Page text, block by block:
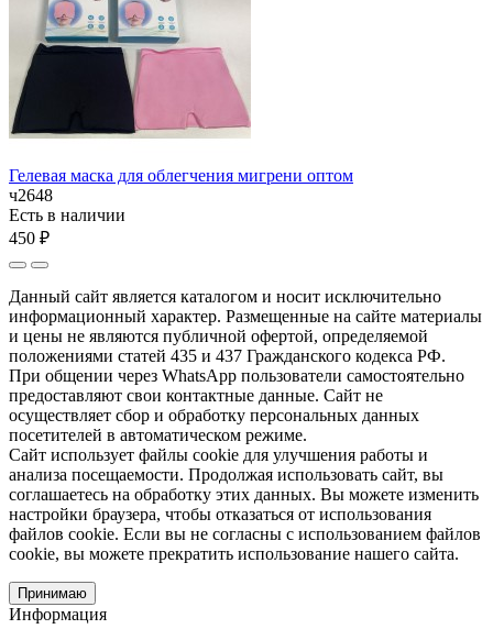
Гелевая маска для облегчения мигрени оптом
ч2648
Есть в наличии
450 ₽
Данный сайт является каталогом и носит исключительно
информационный характер. Размещенные на сайте материалы
и цены не являются публичной офертой, определяемой
положениями статей 435 и 437 Гражданского кодекса РФ.
При общении через WhatsApp пользователи самостоятельно
предоставляют свои контактные данные. Сайт не
осуществляет сбор и обработку персональных данных
посетителей в автоматическом режиме.
Сайт использует файлы cookie для улучшения работы и
анализа посещаемости. Продолжая использовать сайт, вы
соглашаетесь на обработку этих данных. Вы можете изменить
настройки браузера, чтобы отказаться от использования
файлов cookie. Если вы не согласны с использованием файлов
cookie, вы можете прекратить использование нашего сайта.
Принимаю
Информация